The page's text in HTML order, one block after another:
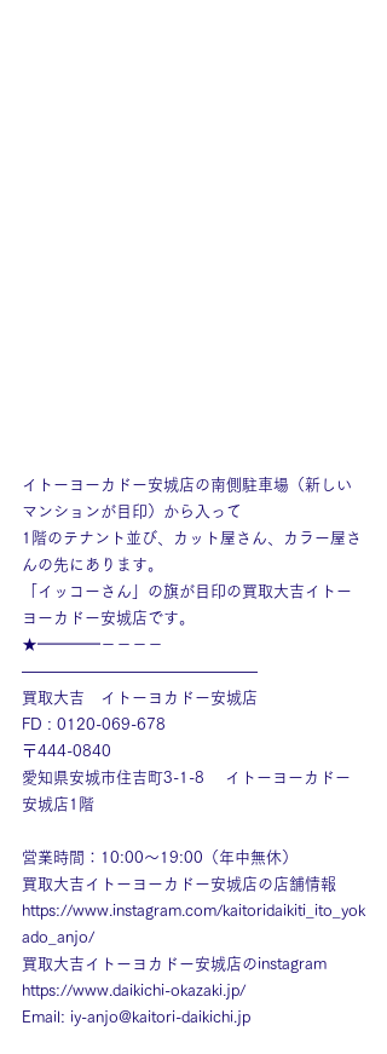
イトーヨーカドー安城店の南側駐車場（新しい
マンションが目印）から入って
1階のテナント並び、カット屋さん、カラー屋さ
んの先にあります。
「イッコーさん」の旗が目印の買取大吉イトー
ヨーカドー安城店です。
★━━━━－－－－
———————————————
買取大吉　イトーヨカドー安城店
FD : 0120-069-678
〒444-0840
愛知県安城市住吉町3-1-8　 イトーヨーカドー
安城店1階
営業時間：10:00～19:00（年中無休）
買取大吉イトーヨーカドー安城店の店舗情報
https://www.instagram.com/kaitoridaikiti_ito_yok
ado_anjo/
買取大吉イトーヨカドー安城店のinstagram
https://www.daikichi-okazaki.jp/
Email: iy-anjo@kaitori-daikichi.jp